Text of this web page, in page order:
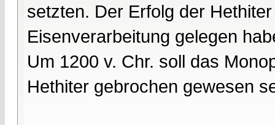
setzten. Der Erfolg der
Eisenverarbeitung gelegen
Um 1200 v. Chr. soll das
Hethiter gebrochen gewesen